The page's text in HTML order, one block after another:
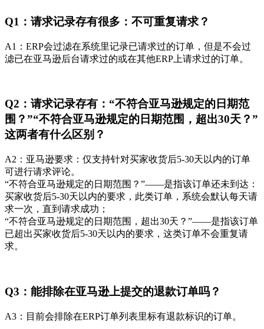
Q1：请求记录存有很多：不可重复请求？
A1：ERP会过滤在系统里记录已请求过的订单，但是不会过
滤已在亚马逊后台请求过的或在其他ERP上请求过的订单。
Q2：请求记录存有：“不符合亚马逊规定的日期范
围？”“不符合亚马逊规定的日期范围，超出30天？”
这两者有什么区别？
A2：亚马逊要求：仅支持针对买家收货后5-30天以内的订单
可进行请求评论。
“不符合亚马逊规定的日期范围？”——是指该订单还未到达：
买家收货后5-30天以内的要求，此类订单，系统会默认每天请
求一次，直到请求成功；
“不符合亚马逊规定的日期范围，超出30天？”——是指该订单
已超出买家收货后5-30天以内的要求，这类订单不会重复请
求。
Q3：能排除在亚马逊上提交的退款订单吗？
A3：目前会排除在ERP订单列表里标有退款标识的订单。